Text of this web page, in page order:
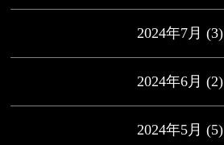
2024年7月 (3)
2024年6月 (2)
2024年5月 (5)